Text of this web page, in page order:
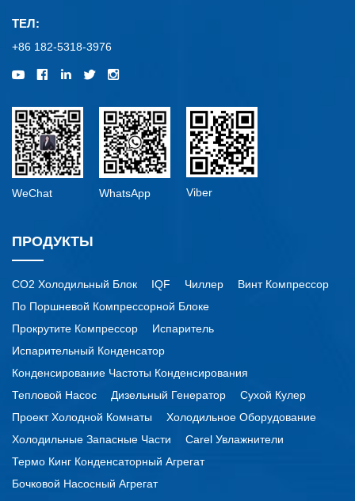
ТЕЛ:
+86 182-5318-3976
WeChat WhatsApp Viber
ПРОДУКТЫ
CO2 Холодильный Блок IQF Чиллер
Винт Компрессор
По Поршневой Компрессорной Блоке
Прокрутите Компрессор
Испаритель
Испарительный Конденсатор
Конденсирование Частоты Конденсирования
Тепловой Насос
Дизельный Генератор
Сухой Кулер
Проект Холодной Комнаты
Холодильное Оборудование
Холодильные Запасные Части
Carel Увлажнители
Термо Кинг Конденсаторный Агрегат
Бочковой Насосный Агрегат